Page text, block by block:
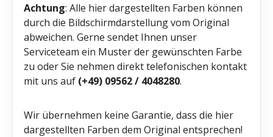
Achtung: Alle hier dargestellten Farben können
durch die Bildschirmdarstellung vom Original
abweichen. Gerne sendet Ihnen unser
Serviceteam ein Muster der gewünschten Farbe
zu oder Sie nehmen direkt telefonischen kontakt
mit uns auf (+49) 09562 / 4048280.
Wir übernehmen keine Garantie, dass die hier
dargestellten Farben dem Original entsprechen!